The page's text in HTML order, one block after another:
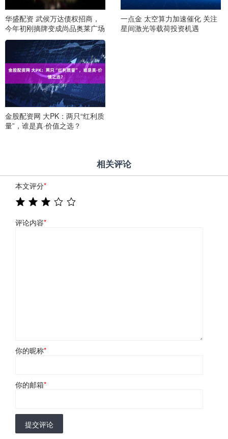
华盛配资 武侯万达债权招商，
今年初刚摘牌变成尚品奥莱广场
一点金 太空算力加速催化 关注
星间激光等载荷投资机遇
金股配资网 大PK：两只“红利质
量”，谁是真·价值之选？
相关评论
本文评分*
评论内容*
你的昵称*
你的邮箱*
提交评论